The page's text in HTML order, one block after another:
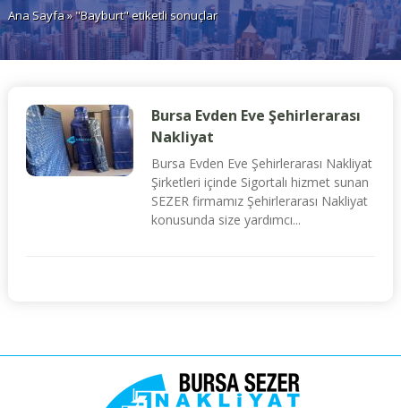
Ana Sayfa» "Bayburt" etiketli sonuçlar
Bursa Evden Eve Şehirlerarası
Nakliyat
Bursa Evden Eve Şehirlerarası Nakliyat
Şirketleri içinde Sigortalı hizmet sunan
SEZER firmamız Şehirlerarası Nakliyat
konusunda size yardımcı...